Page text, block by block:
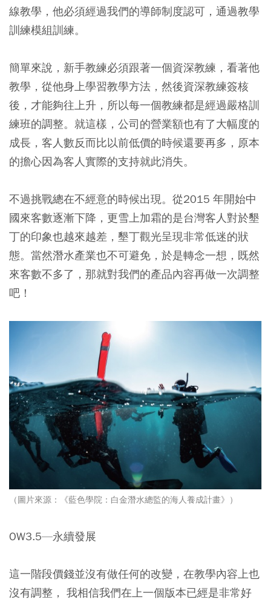
線教學，他必須經過我們的導師制度認可，通過教學
訓練模組訓練。
簡單來說，新手教練必須跟著一個資深教練，看著他
教學，從他身上學習教學方法，然後資深教練簽核
後，才能夠往上升，所以每一個教練都是經過嚴格訓
練班的調整。就這樣，公司的營業額也有了大幅度的
成長，客人數反而比以前低價的時候還要再多，原本
的擔心因為客人實際的支持就此消失。
不過挑戰總在不經意的時候出現。從2015 年開始中
國來客數逐漸下降，更雪上加霜的是台灣客人對於墾
丁的印象也越來越差，墾丁觀光呈現非常低迷的狀
態。當然潛水產業也不可避免，於是轉念一想，既然
來客數不多了，那就對我們的產品內容再做一次調整
吧！
（圖片來源：《藍色學院：白金潛水總監的海人養成計畫》）
OW3.5—永續發展
這一階段價錢並沒有做任何的改變，在教學內容上也
沒有調整， 我相信我們在上一個版本已經是非常好